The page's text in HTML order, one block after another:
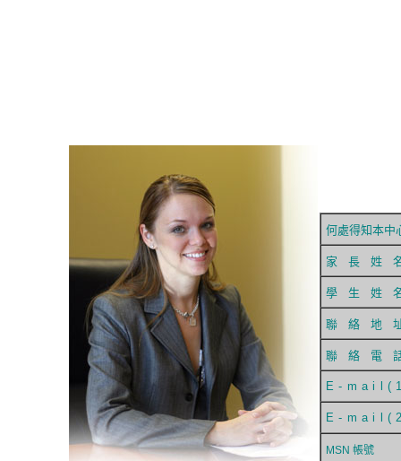
何處得知本中
家 長 姓
學 生 姓
聯 絡 地
聯 絡 電
E-
E-
MSN 帳號